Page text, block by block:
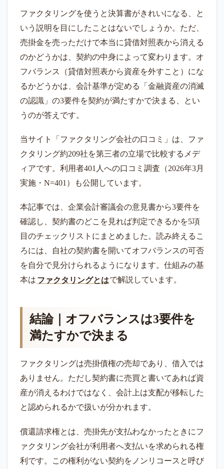
ファクタリングを使うと決算書がきれいになる、と
いう説明を目にしたことはないでしょうか。ただ、
売掛金を売っただけで本当に貸借対照表から消える
のかどうかは、契約の中身によって変わります。オ
フバランス（貸借対照表から資産を外すこと）にな
るかどうかは、会計基準が定める「金融資産の消滅
の認識」の3要件を契約が満たすかで決まる、とい
うのが答えです。
当サイト「ファクタリング会社の口コミ」は、ファ
クタリング約209社を第三者の立場で比較するメデ
ィアです。利用者401人への口コミ調査（2026年3月
実施・N=401）も公開しています。
本記事では、企業会計審議会の意見書から3要件を
確認し、契約書のどこを見れば判定できるかを5項
目のチェックリストにまとめました。読み終えるこ
ろには、自社の契約書を開いてオフバランスの可否
を自分で見分けられるようになります。仕組みの基
本は ファクタリングとはで解説しています。
結論｜オフバランスは3要件を
満たすかで決まる
ファクタリングは売掛債権の売却であり、借入では
ありません。ただし契約書に売買と書いてあれば資
産が消えるわけではなく、会計上は支配が移転した
と認められるかで扱いが分かれます。
償還請求権とは、売掛先が支払わなかったときにフ
ァクタリング会社が利用者へ支払いを求められる権
利です。この権利がない契約をノンリコースと呼び